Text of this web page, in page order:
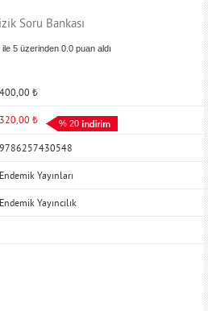
Soru Bankası
ile 5 üzerinden0.0 puan aldı
400,00 ₺
320,00 ₺ % 20
9786257430548
Endemik Yayınları
Endemik Yayıncılık